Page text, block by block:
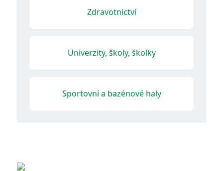
Zdravotnictví
Univerzity, školy, školky
Sportovní a bazénové haly